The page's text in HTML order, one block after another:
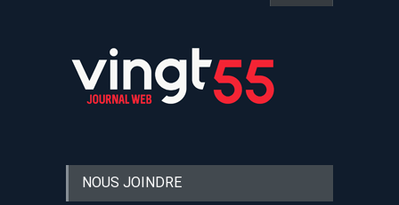
NOUS JOINDRE